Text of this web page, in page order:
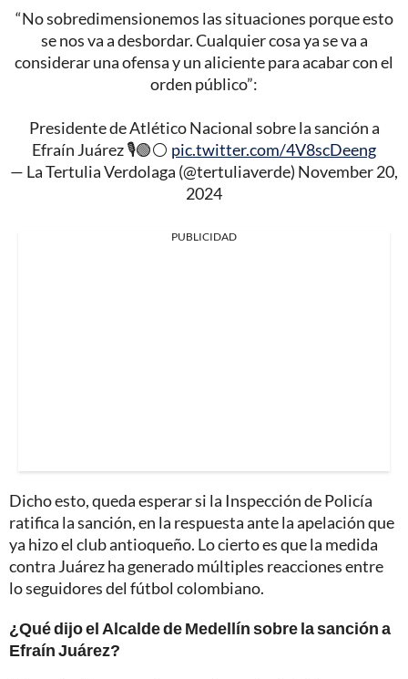
“No sobredimensionemos las situaciones porque esto
se nos va a desbordar. Cualquier cosa ya se va a
considerar una ofensa y un aliciente para acabar con el
orden público”:
Presidente de Atlético Nacional sobre la sanción a
Efraín Juárez 🎙️🟢⚪ pic.twitter.com/4V8scDeeng
— La Tertulia Verdolaga (@tertuliaverde) November 20,
2024
PUBLICIDAD
Dicho esto, queda esperar si la Inspección de Policía
ratifica la sanción, en la respuesta ante la apelación que
ya hizo el club antioqueño. Lo cierto es que la medida
contra Juárez ha generado múltiples reacciones entre
lo seguidores del fútbol colombiano.
¿Qué dijo el Alcalde de Medellín sobre la sanción a
Efraín Juárez?